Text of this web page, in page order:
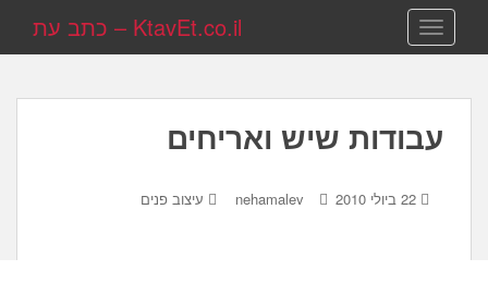
TOGGLE NAVIGATION KtavEt.co.il – כתב עת
עבודות שיש ואריחים
22 ביולי 2010 nehamalev עיצוב פנים